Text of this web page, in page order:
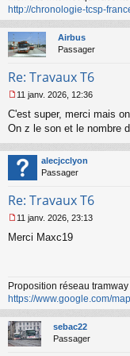
http://chronologie-tcsp-
Airbus
Passager
Re: Travaux T6
e
s
a
g
e
o
l
u
11 janv. 2026, 12:36
C'est super, merci mais
On z le son et le nombre
alecjcclyon
Passager
Re: Travaux T6
e
g
e
n
o
n
l
11 janv. 2026, 23:13
Merci Maxc19
Proposition réseau
https://www.google.com/
sebac22
Passager